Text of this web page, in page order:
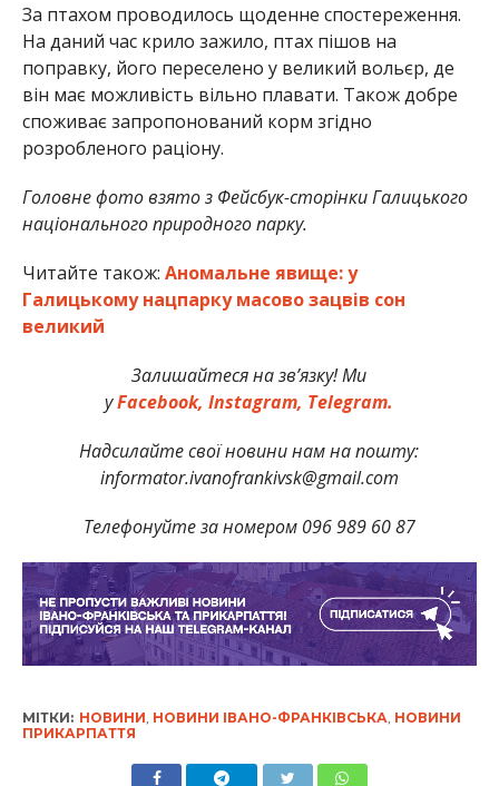
За птахом проводилось щоденне спостереження.
На даний час крило зажило, птах пішов на
поправку, його переселено у великий вольєр, де
він має можливість вільно плавати. Також добре
споживає запропонований корм згідно
розробленого раціону.
Головне фото взято з Фейсбук-сторінки Галицького
національного природного парку.
Читайте також: Аномальне явище: у
Галицькому нацпарку масово зацвів сон
великий
Залишайтеся на зв’язку! Ми
уFacebook, Instagram, Telegram.
Надсилайте свої новини нам на пошту:
informator.ivanofrankivsk@gmail.com
Телефонуйте за номером 096 989 60 87
МІТКИ: НОВИНИ, НОВИНИ ІВАНО-ФРАНКІВСЬКА, НОВИНИ
ПРИКАРПАТТЯ